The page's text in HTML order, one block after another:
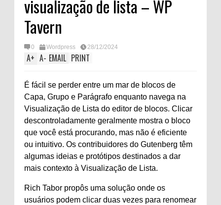
visualização de lista – WP
Tavern
0 Wordpress 28/12/2024
A+ A- EMAIL PRINT
É fácil se perder entre um mar de blocos de
Capa, Grupo e Parágrafo enquanto navega na
Visualização de Lista do editor de blocos. Clicar
descontroladamente geralmente mostra o bloco
que você está procurando, mas não é eficiente
ou intuitivo. Os contribuidores do Gutenberg têm
algumas ideias e protótipos destinados a dar
mais contexto à Visualização de Lista.
Rich Tabor propôs uma solução onde os
usuários podem clicar duas vezes para renomear